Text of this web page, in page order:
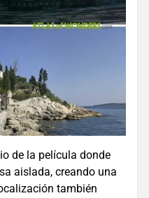
de la película donde
aislada, creando una
también